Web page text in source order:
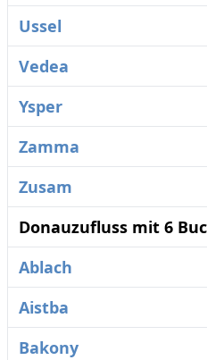
Ussel
Vedea
Ysper
Zamma
Zusam
Donauzufluss mit 6
Ablach
Aistba
Bakony